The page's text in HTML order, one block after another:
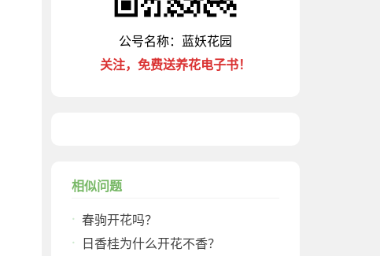
公号名称：蓝妖花园
关注，免费送养花电子书！
相似问题
春驹开花吗？
日香桂为什么开花不香？